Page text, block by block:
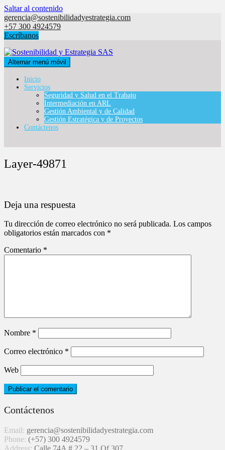
Saltar al contenido
gerencia@sostenibilidadyestrategia.com
+57 300 4924579
Escríbanos
Alternar menú móvil
Inicio
Servicios
Seguridad y Salud en el Trabajo
Intermediación en ARL
Gestión Ambiental y de Calidad
Gestión Estratégica y de Proyectos
Contáctenos
Layer-49871
Deja una respuesta
Tu dirección de correo electrónico no será publicada. Los campos
obligatorios están marcados con *
Comentario *
Nombre *
Correo electrónico *
Web
Contáctenos
Email: gerencia@sostenibilidadyestrategia.com
Phone: (+57) 300 4924579